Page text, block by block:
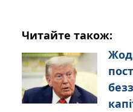
Читайте також: